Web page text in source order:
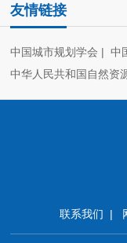
友情链接
中国城市规划学会
中
中华人民共和国自然资
联系我们